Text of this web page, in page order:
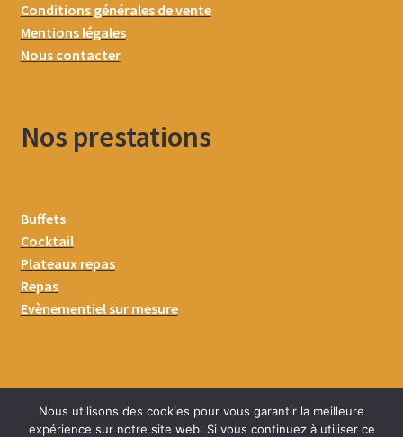
Conditions générales de vente
Mentions légales
Nous contacter
Nos prestations
Buffets
Cocktail
Plateaux repas
Repas
Evènementiel sur mesure
Nous utilisons des cookies pour vous garantir la meilleure
expérience sur notre site web. Si vous continuez à utiliser ce